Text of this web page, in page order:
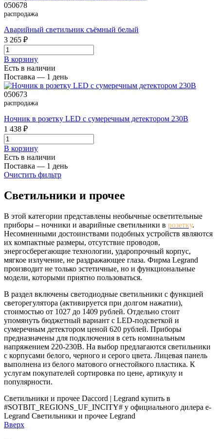
050678
распродажа
Аварийный светильник съёмный белый
3 265 ₽
В корзинy
Есть в наличии
Поставка — 1 день
050673
распродажа
Ночник в розетку LED с сумеречным детектором 230В
1 438 ₽
В корзинy
Есть в наличии
Поставка — 1 день
Очистить фильтр
Светильники и прочее
В этой категории представлены необычные осветительные
приборы – ночники и аварийные светильники в розетку.
Несомненными достоинствами подобных устройств являются
их компактные размеры, отсутствие проводов,
энергосберегающие технологии, ударопрочный корпус,
мягкое излучение, не раздражающее глаза. Фирма Legrand
производит не только эстетичные, но и функциональные
модели, которыми приятно пользоваться.
В раздел включены светодиодные светильники с функцией
светорегулятора (активируется при долгом нажатии),
стоимостью от 1027 до 1409 рублей. Отдельно стоит
упомянуть бюджетный вариант с LED-подсветкой и
сумеречным детектором ценой 620 рублей. Приборы
предназначены для подключения в сеть номинальным
напряжением 220-230В. На выбор предлагаются светильники
с корпусами белого, черного и серого цвета. Лицевая панель
выполнена из белого матового огнестойкого пластика. К
услугам покупателей сортировка по цене, артикулу и
популярности.
Светильники и прочее Daccord | Legrand купить в
#SOTBIT_REGIONS_UF_INCITY# у официального дилера e-
Legrand Светильники и прочее Legrand
Вверх